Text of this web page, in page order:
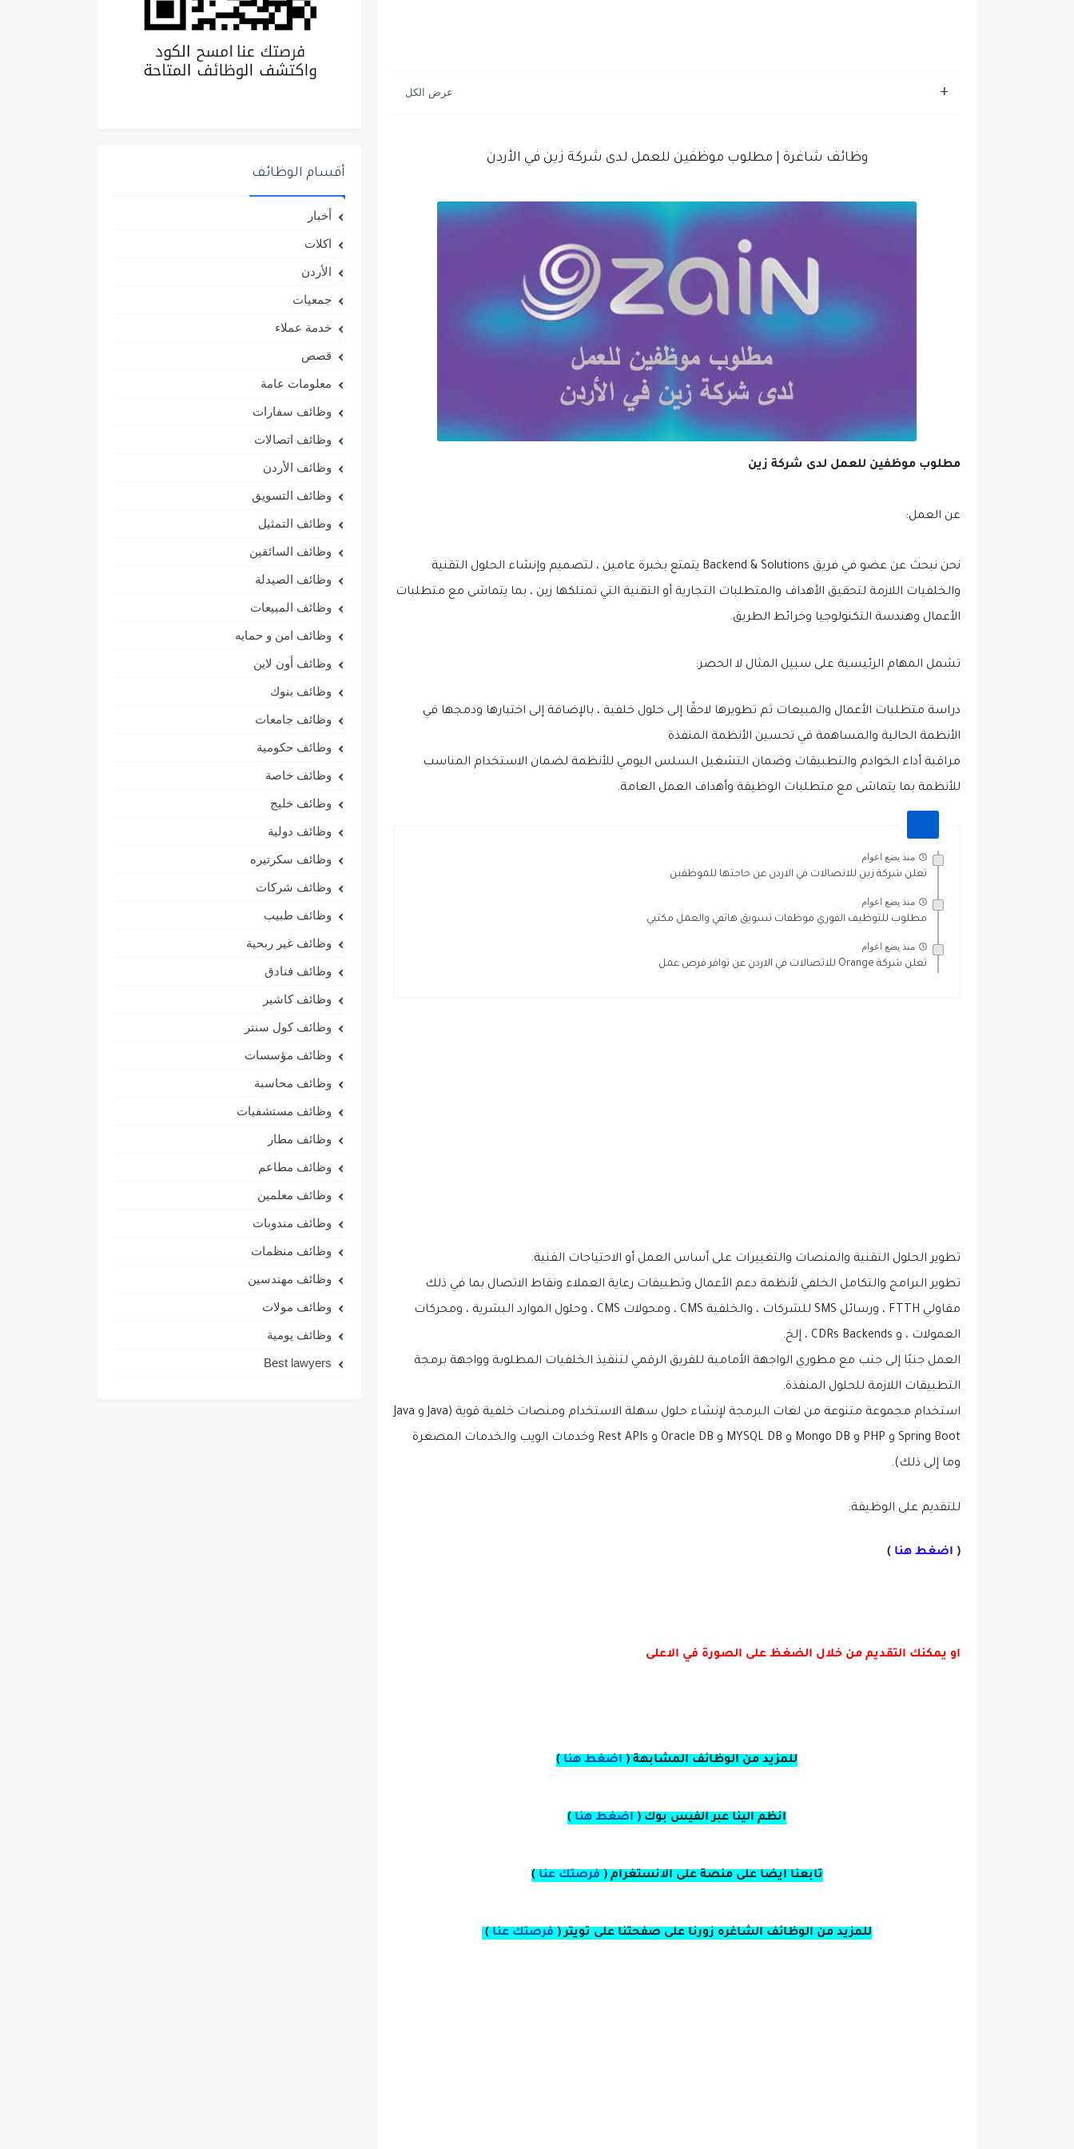
وظائف شاغرة | مطلوب موظفين للعمل لدى شركة زين في الأردن
مطلوب موظفين للعمل لدى شركة زين
عن العمل:
نحن نبحث عن عضو في فريق Backend & Solutions يتمتع بخبرة عامين ، لتصميم وإنشاء الحلول التقنية
والخلفيات اللازمة لتحقيق الأهداف والمتطلبات التجارية أو التقنية التي تمتلكها زين ، بما يتماشى مع متطلبات
الأعمال وهندسة التكنولوجيا وخرائط الطريق.
تشمل المهام الرئيسية على سبيل المثال لا الحصر:
دراسة متطلبات الأعمال والمبيعات ثم تطويرها لاحقًا إلى حلول خلفية ، بالإضافة إلى اختبارها ودمجها في
الأنظمة الحالية والمساهمة في تحسين الأنظمة المنفذة
مراقبة أداء الخوادم والتطبيقات وضمان التشغيل السلس اليومي للأنظمة لضمان الاستخدام المناسب
للأنظمة بما يتماشى مع متطلبات الوظيفة وأهداف العمل العامة.
منذ بضع اعوام
تعلن شركة زين للاتصالات في الاردن عن حاجتها للموظفين
منذ بضع اعوام
مطلوب للتوظيف الفوري موظفات تسويق هاتفي والعمل مكتبي
منذ بضع اعوام
تعلن شركة Orange للاتصالات في الاردن عن توافر فرص عمل
تطوير الحلول التقنية والمنصات والتغييرات على أساس العمل أو الاحتياجات الفنية.
تطوير البرامج والتكامل الخلفي لأنظمة دعم الأعمال وتطبيقات رعاية العملاء ونقاط الاتصال بما في ذلك
مقاولي FTTH ، ورسائل SMS للشركات ، والخلفية CMS ، ومحولات CMS ، وحلول الموارد البشرية ، ومحركات
العمولات ، و CDRs Backends ، إلخ.
العمل جنبًا إلى جنب مع مطوري الواجهة الأمامية للفريق الرقمي لتنفيذ الخلفيات المطلوبة وواجهة برمجة
التطبيقات اللازمة للحلول المنفذة.
استخدام مجموعة متنوعة من لغات البرمجة لإنشاء حلول سهلة الاستخدام ومنصات خلفية قوية (Java و Java
Spring Boot و PHP و Mongo DB و MYSQL DB و Oracle DB و Rest APIs وخدمات الويب والخدمات المصغرة
وما إلى ذلك).
للتقديم على الوظيفة:
( اضغط هنا )
او يمكنك التقديم من خلال الضغظ على الصورة في الاعلى
للمزيد من الوظائف المشابهة ( اضغط هنا )
انظم الينا عبر الفيس بوك ( اضغط هنا )
تابعنا ايضا على منصة على الانستغرام( فرصتك عنا )
للمزيد من الوظائف الشاغره زورنا على صفحتنا على تويتر( فرصتك عنا )
أقسام الوظائف
أخبار
اكلات
الأردن
جمعيات
خدمة عملاء
قصص
معلومات عامة
وظائف سفارات
وظائف اتصالات
وظائف الأردن
وظائف التسويق
وظائف التمثيل
وظائف السائقين
وظائف الصيدلة
وظائف المبيعات
وظائف امن و حمايه
وظائف أون لاين
وظائف بنوك
وظائف جامعات
وظائف حكومية
وظائف خاصة
وظائف خليج
وظائف دولية
وظائف سكرتيره
وظائف شركات
وظائف طبيب
وظائف غير ربحية
وظائف فنادق
وظائف كاشير
وظائف كول سنتر
وظائف مؤسسات
وظائف محاسبة
وظائف مستشفيات
وظائف مطار
وظائف مطاعم
وظائف معلمين
وظائف مندوبات
وظائف منظمات
وظائف مهندسين
وظائف مولات
وظائف يومية
Best lawyers